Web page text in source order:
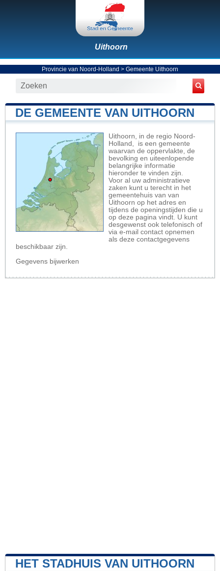
Uithoorn
Provincie van Noord-Holland > Gemeente Uithoorn
DE GEMEENTE VAN UITHOORN
Uithoorn, in de regio Noord-
Holland, is een gemeente
waarvan de oppervlakte, de
bevolking en uiteenlopende
belangrijke informatie
hieronder te vinden zijn.
Voor al uw administratieve
zaken kunt u terecht in het
gemeentehuis van van
Uithoorn op het adres en
tijdens de openingstijden die u
op deze pagina vindt. U kunt
desgewenst ook telefonisch of
via e-mail contact opnemen
als deze contactgegevens
beschikbaar zijn.
Gegevens bijwerken
HET STADHUIS VAN UITHOORN